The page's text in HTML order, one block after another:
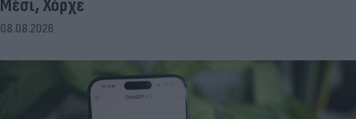
Μέσι, Χόρχε
08.08.2026